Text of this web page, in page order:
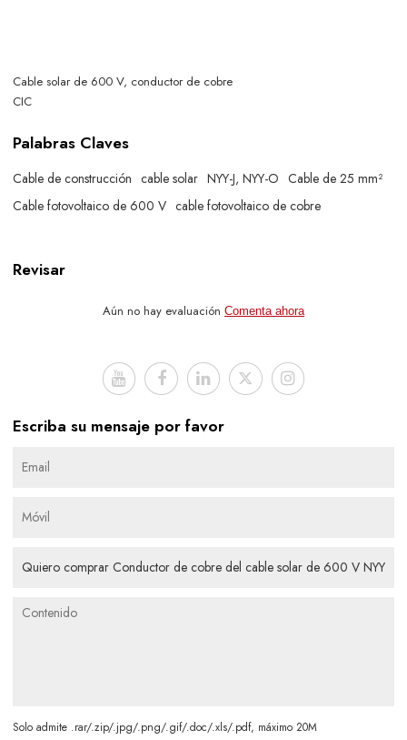
Cable solar de 600 V, conductor de cobre
CIC
Palabras Claves
Cable de construcción cable solar NYY-J, NYY-O Cable de 25 mm²
Cable fotovoltaico de 600 V cable fotovoltaico de cobre
Revisar
Aún no hay evaluación Comenta ahora
Escriba su mensaje por favor
Solo admite .rar/.zip/.jpg/.png/.gif/.doc/.xls/.pdf, máximo 20M